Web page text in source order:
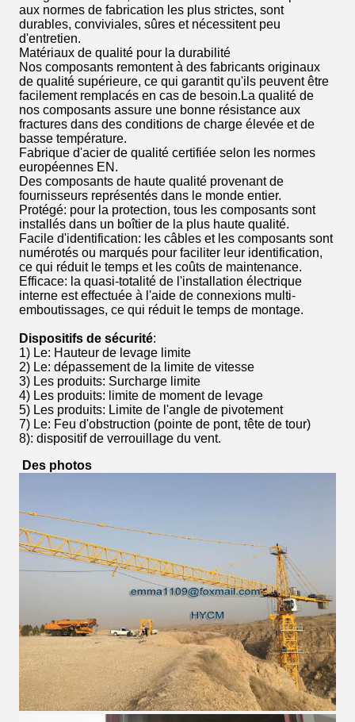
aux normes de fabrication les plus strictes, sont
durables, conviviales, sûres et nécessitent peu
d'entretien.
Matériaux de qualité pour la durabilité
Nos composants remontent à des fabricants originaux
de qualité supérieure, ce qui garantit qu'ils peuvent être
facilement remplacés en cas de besoin.La qualité de
nos composants assure une bonne résistance aux
fractures dans des conditions de charge élevée et de
basse température.
Fabrique d'acier de qualité certifiée selon les normes
européennes EN.
Des composants de haute qualité provenant de
fournisseurs représentés dans le monde entier.
Protégé: pour la protection, tous les composants sont
installés dans un boîtier de la plus haute qualité.
Facile d'identification: les câbles et les composants sont
numérotés ou marqués pour faciliter leur identification,
ce qui réduit le temps et les coûts de maintenance.
Efficace: la quasi-totalité de l'installation électrique
interne est effectuée à l'aide de connexions multi-
emboutissages, ce qui réduit le temps de montage.
Dispositifs de sécurité:
1) Le: Hauteur de levage limite
2) Le: dépassement de la limite de vitesse
3) Les produits: Surcharge limite
4) Les produits: limite de moment de levage
5) Les produits: Limite de l'angle de pivotement
7) Le: Feu d'obstruction (pointe de pont, tête de tour)
8): dispositif de verrouillage du vent.
Des photos